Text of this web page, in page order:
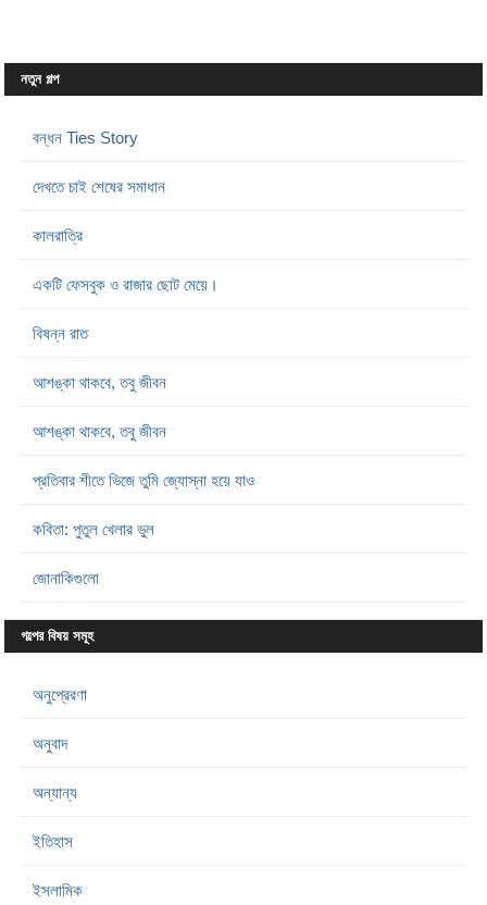
নতুন গল্প
বন্ধন Ties Story
দেখতে চাই শেষের সমাধান
কালরাত্রি
একটি ফেসবুক ও রাজার ছোট মেয়ে।
বিষন্ন রাত
আশঙ্কা থাকবে, তবু জীবন
আশঙ্কা থাকবে, তবু জীবন
প্রতিবার শীতে ভিজে তুমি জ্যোস্না হয়ে যাও
কবিতা: পুতুল খেলার ভুল
জোনাকিগুলো
গল্পের বিষয় সমূহ
অনুপ্রেরণা
অনুবাদ
অন্যান্য
ইতিহাস
ইসলামিক